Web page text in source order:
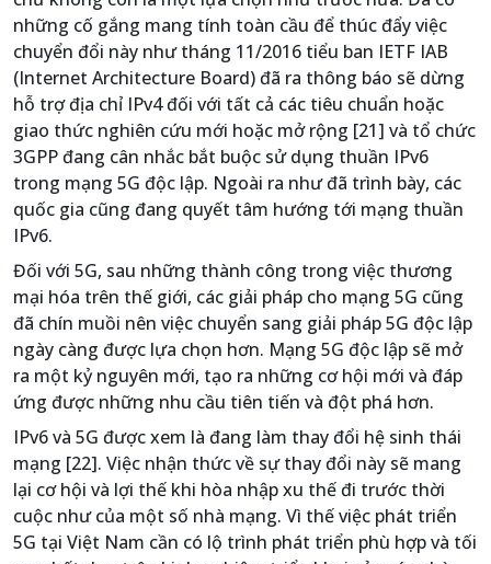
những cố gắng mang tính toàn cầu để thúc đẩy việc
chuyển đổi này như tháng 11/2016 tiểu ban IETF IAB
(Internet Architecture Board) đã ra thông báo sẽ dừng
hỗ trợ địa chỉ IPv4 đối với tất cả các tiêu chuẩn hoặc
giao thức nghiên cứu mới hoặc mở rộng [21] và tổ chức
3GPP đang cân nhắc bắt buộc sử dụng thuần IPv6
trong mạng 5G độc lập. Ngoài ra như đã trình bày, các
quốc gia cũng đang quyết tâm hướng tới mạng thuần
IPv6.
Đối với 5G, sau những thành công trong việc thương
mại hóa trên thế giới, các giải pháp cho mạng 5G cũng
đã chín muồi nên việc chuyển sang giải pháp 5G độc lập
ngày càng được lựa chọn hơn. Mạng 5G độc lập sẽ mở
ra một kỷ nguyên mới, tạo ra những cơ hội mới và đáp
ứng được những nhu cầu tiên tiến và đột phá hơn.
IPv6 và 5G được xem là đang làm thay đổi hệ sinh thái
mạng [22]. Việc nhận thức về sự thay đổi này sẽ mang
lại cơ hội và lợi thế khi hòa nhập xu thế đi trước thời
cuộc như của một số nhà mạng. Vì thế việc phát triển
5G tại Việt Nam cần có lộ trình phát triển phù hợp và tối